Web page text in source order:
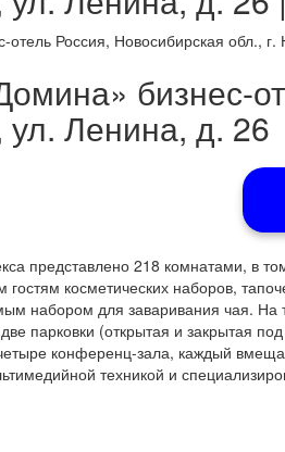
Россия, Новосибирская обл.,
бизнес-
ул. Ленина, д. 26
представлено 218 комнатами, в
гостям косметических наборов,
набором для заваривания чая.
парковки (открытая и закрытая
конференц-зала, каждый
техникой и